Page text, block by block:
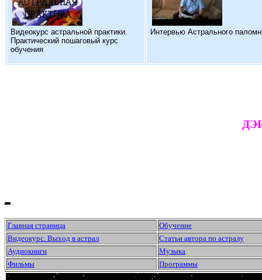
Видеокурс астральной практики.
Практический пошаговый курс
обучения
Интервью Астрального
Главная страница
Обучение
Видеокурс. Выход в астрал
Статьи автора по астралу
Аудиокниги
Музыка
Фильмы
Программы